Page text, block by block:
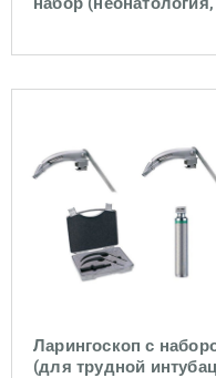
Ларингоскоп с
(для трудной